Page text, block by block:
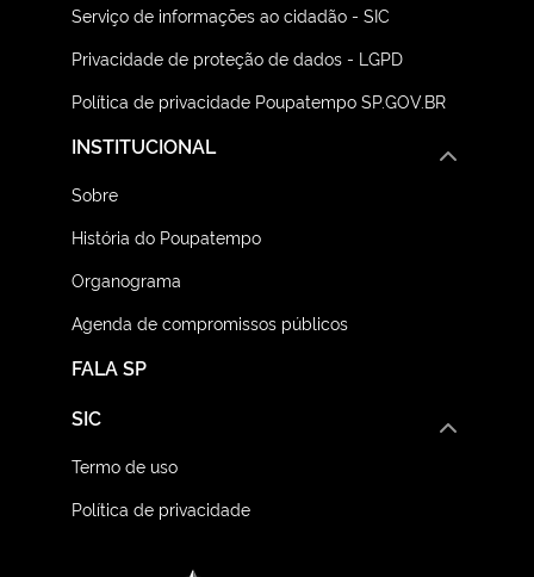
Serviço de informações ao cidadão - SIC
Privacidade de proteção de dados - LGPD
Política de privacidade Poupatempo SP.GOV.BR
FALA SP
INSTITUCIONAL
Sobre
História do Poupatempo
Organograma
Agenda de compromissos públicos
SIC
Termo de uso
Política de privacidade